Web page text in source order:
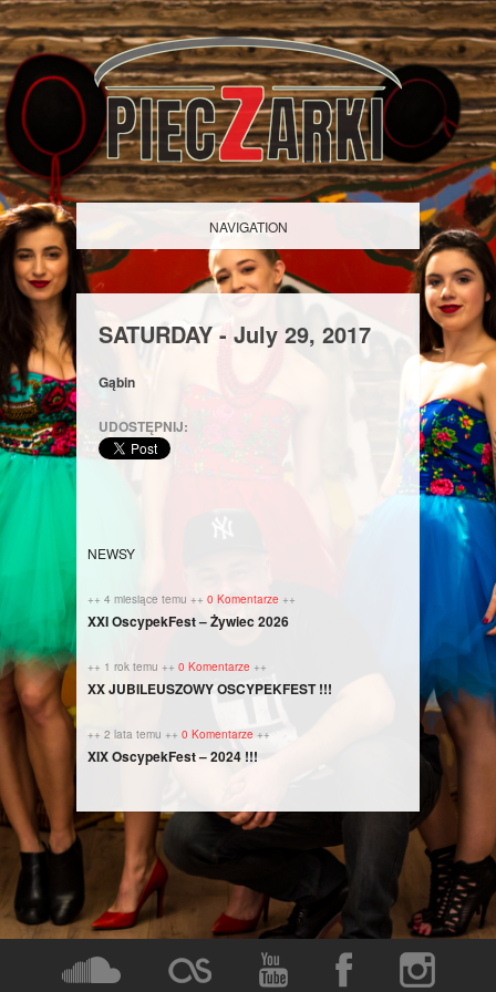
NAVIGATION
SATURDAY - July 29, 2017
Gąbin
UDOSTĘPNIJ:
NEWSY
++ 4 miesiące temu ++ 0 Komentarze ++
XXI OscypekFest – Żywiec 2026
++ 1 rok temu ++ 0 Komentarze ++
XX JUBILEUSZOWY OSCYPEKFEST !!!
++ 2 lata temu ++ 0 Komentarze ++
XIX OscypekFest – 2024 !!!